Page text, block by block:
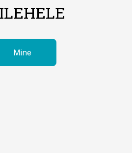
Mine